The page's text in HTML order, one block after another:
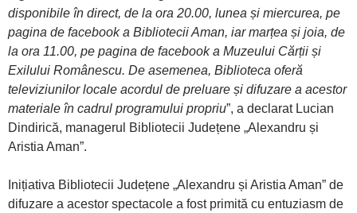
disponibile în direct, de la ora 20.00, lunea și miercurea, pe
pagina de facebook a Bibliotecii Aman, iar marțea și joia, de
la ora 11.00, pe pagina de facebook a Muzeului Cărții și
Exilului Românescu. De asemenea, Biblioteca oferă
televiziunilor locale acordul de preluare și difuzare a acestor
materiale în cadrul programului propriu”, a declarat Lucian
Dindirică, managerul Bibliotecii Județene „Alexandru și
Aristia Aman”.
Inițiativa Bibliotecii Județene „Alexandru și Aristia Aman” de
difuzare a acestor spectacole a fost primită cu entuziasm de